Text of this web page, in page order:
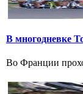
В многодневке
Во Франции